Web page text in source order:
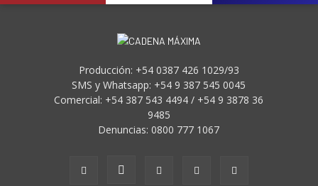
Producción: +54 0387 426 1029/93
SMS y Whatsapp: +54 9 387 545 0045
Comercial: +54 387 543 4494 / +54 9 3878 36
9485
Denuncias: 0800 777 1067